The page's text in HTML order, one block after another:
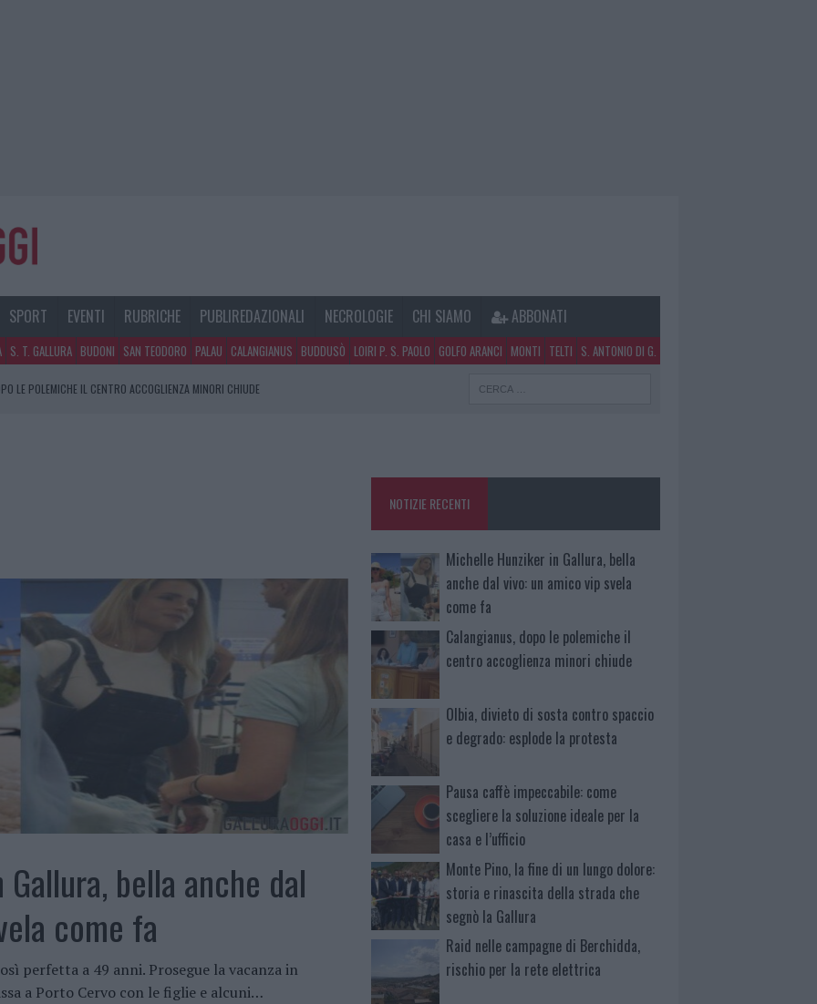
SPORT EVENTI RUBRICHE PUBLIREDAZIONALI NECROLOGIE CHI SIAMO ABBONATI
S. T. GALLURA BUDONI SAN TEODORO PALAU CALANGIANUS BUDDUSÒ LOIRI P. S. PAOLO GOLFO ARANCI MONTI TELTI S. ANTONIO DI G.
LE POLEMICHE IL CENTRO ACCOGLIENZA MINORI CHIUDE
bella anche dal
come fa
perfetta a 49 anni. Prosegue la vacanza in
a Porto Cervo con le figlie e alcuni…
NOTIZIE RECENTI
Michelle Hunziker in Gallura, bella
anche dal vivo: un amico vip svela
come fa
Calangianus, dopo le polemiche il
centro accoglienza minori chiude
Olbia, divieto di sosta contro spaccio
e degrado: esplode la protesta
Pausa caffè impeccabile: come
scegliere la soluzione ideale per la
casa e l’ufficio
Monte Pino, la fine di un lungo dolore:
storia e rinascita della strada che
segnò la Gallura
Raid nelle campagne di Berchidda,
rischio per la rete elettrica